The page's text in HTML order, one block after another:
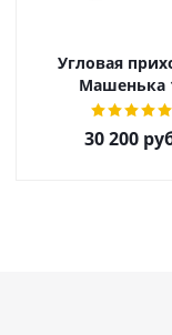
Угловая
Машенька
30 200